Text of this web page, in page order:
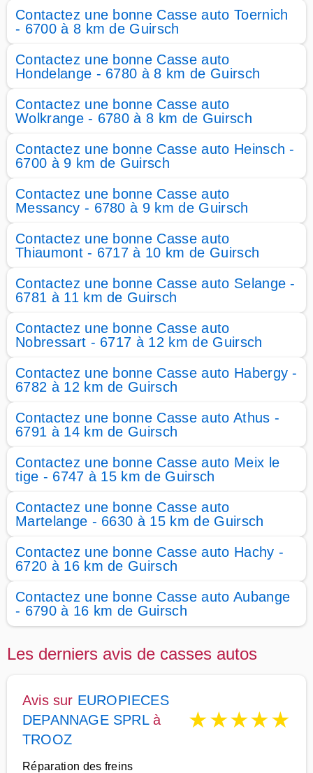
Contactez une bonne Casse auto Toernich
- 6700 à 8 km de Guirsch
Contactez une bonne Casse auto
Hondelange - 6780 à 8 km de Guirsch
Contactez une bonne Casse auto
Wolkrange - 6780 à 8 km de Guirsch
Contactez une bonne Casse auto Heinsch -
6700 à 9 km de Guirsch
Contactez une bonne Casse auto
Messancy - 6780 à 9 km de Guirsch
Contactez une bonne Casse auto
Thiaumont - 6717 à 10 km de Guirsch
Contactez une bonne Casse auto Selange -
6781 à 11 km de Guirsch
Contactez une bonne Casse auto
Nobressart - 6717 à 12 km de Guirsch
Contactez une bonne Casse auto Habergy -
6782 à 12 km de Guirsch
Contactez une bonne Casse auto Athus -
6791 à 14 km de Guirsch
Contactez une bonne Casse auto Meix le
tige - 6747 à 15 km de Guirsch
Contactez une bonne Casse auto
Martelange - 6630 à 15 km de Guirsch
Contactez une bonne Casse auto Hachy -
6720 à 16 km de Guirsch
Contactez une bonne Casse auto Aubange
- 6790 à 16 km de Guirsch
Les derniers avis de casses autos
Avis sur EUROPIECES
DEPANNAGE SPRLà
TROOZ
★★★★★
Réparation des freins